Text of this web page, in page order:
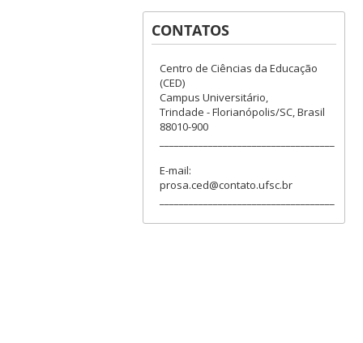
CONTATOS
Centro de Ciências da Educação
(CED)
Campus Universitário,
Trindade - Florianópolis/SC, Brasil
88010-900
E-mail:
prosa.ced@contato.ufsc.br